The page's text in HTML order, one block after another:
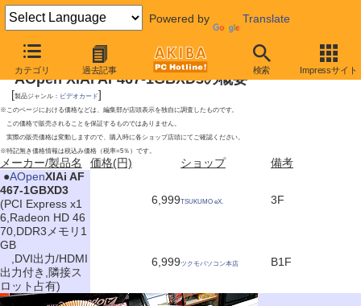
Powered by Translate
カテゴリ 過去記事 検索 Impressサイト
2009年5月30日号
AOpen XIAi AF467-1GBXD3の概要
[製品ジャンル： ビデオカード]
※このページにおける価格などは、編集部が店頭表示を独自に調査したものです。
この価格で販売されることを保証するものではありません。
実際の販売価格は変動しますので、購入時に各ショップ店頭にてご確認ください。
※特記無き価格情報は税込み価格（税率=5％）です。
メーカー/製品名 価格(円) ショップ
備考
●AOpenXIAi AF
467-1GBXD3
(PCI Express x1
6,Radeon HD 46
70,DDR3メモリ1
GB
,DVI出力/HDMI
出力付き,隣接ス
ロット占有)
6,999TSUKUMO eX. 3F
6,999ツクモパソコン本店 B1F